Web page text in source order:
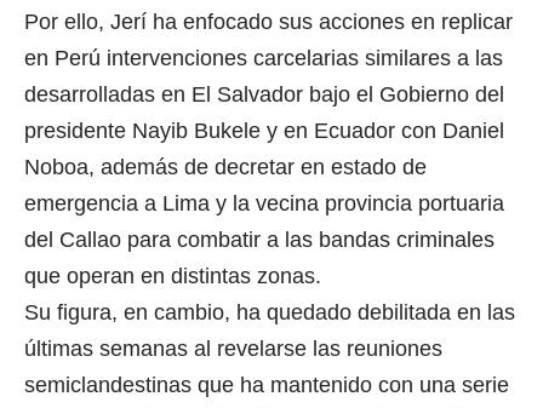
Por ello, Jerí ha enfocado sus acciones en replicar
en Perú intervenciones carcelarias similares a las
desarrolladas en El Salvador bajo el Gobierno del
presidente Nayib Bukele y en Ecuador con Daniel
Noboa, además de decretar en estado de
emergencia a Lima y la vecina provincia portuaria
del Callao para combatir a las bandas criminales
que operan en distintas zonas.
Su figura, en cambio, ha quedado debilitada en las
últimas semanas al revelarse las reuniones
semiclandestinas que ha mantenido con una serie